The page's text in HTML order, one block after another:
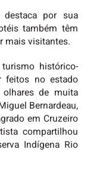
por sua
também têm
mais visitantes.
histórico-
feitos no estado
de muita
Bernardeau,
em Cruzeiro
compartilhou
Indígena Rio